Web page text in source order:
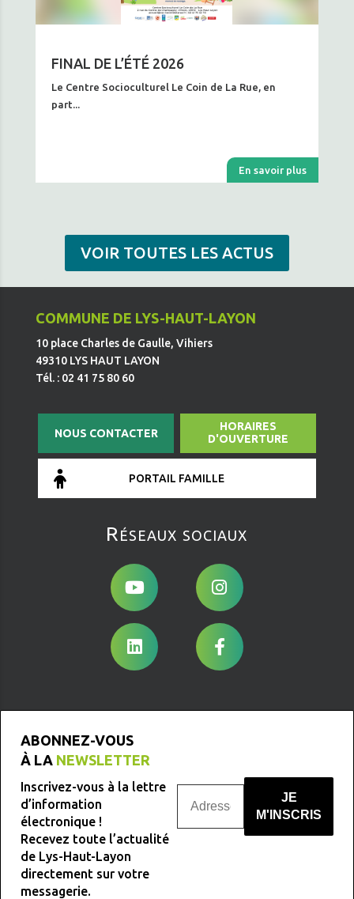
FINAL DE L’ÉTÉ 2026
Le Centre Socioculturel Le Coin de La Rue, en
part...
En savoir plus
VOIR TOUTES LES ACTUS
COMMUNE DE LYS-HAUT-LAYON
10 place Charles de Gaulle, Vihiers
49310 LYS HAUT LAYON
Tél. : 02 41 75 80 60
NOUS CONTACTER
HORAIRES
D'OUVERTURE
PORTAIL FAMILLE
Réseaux sociaux
ABONNEZ-VOUS
À LA NEWSLETTER
Inscrivez-vous à la lettre
d’information
électronique !
Recevez toute l’actualité
de Lys-Haut-Layon
directement sur votre
messagerie.